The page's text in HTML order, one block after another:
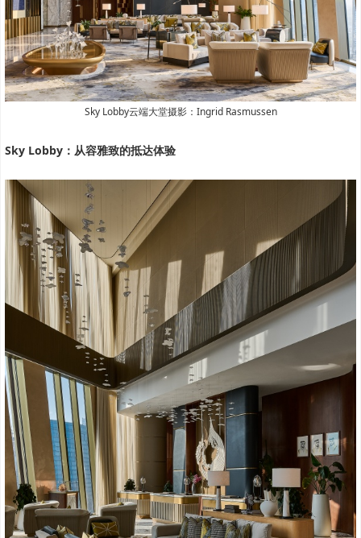
Sky Lobby云端大堂摄影：Ingrid Rasmussen
Sky Lobby：从容雅致的抵达体验